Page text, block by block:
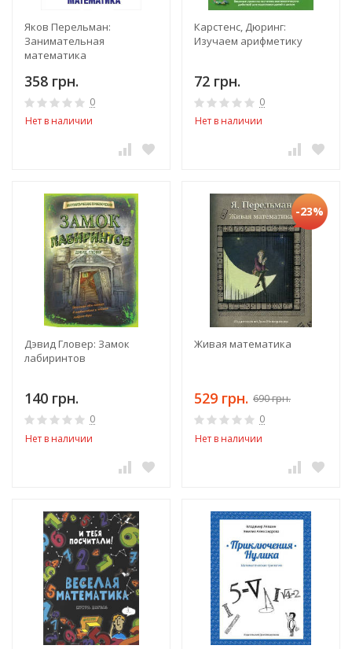
Яков Перельман:
Занимательная
математика
358 грн.
0
Нет в наличии
Карстенс, Дюринг:
Изучаем арифметику
72 грн.
0
Нет в наличии
Дэвид Гловер: Замок
лабиринтов
140 грн.
0
Нет в наличии
-23%
Живая математика
529 грн. 690 грн.
0
Нет в наличии